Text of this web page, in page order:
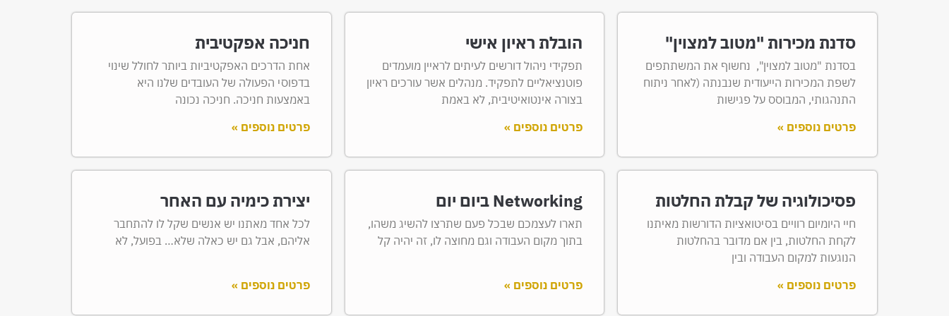
סדנת מכירות "מטוב למצוין"
בסדנת "מטוב למצוין", נחשוף את המשתתפים
לשפת המכירות הייעודית שנבנתה (לאחר ניתוח
התנהגותי, המבוסס על פגישות
פרטים נוספים »
הובלת ראיון אישי
תפקידי ניהול דורשים לעיתים לראיין מועמדים
פוטנציאליים לתפקיד. מנהלים אשר עורכים ראיון
בצורה אינטואיטיבית, לא באמת
פרטים נוספים »
חניכה אפקטיבית
אחת הדרכים האפקטיביות ביותר לחולל שינוי
בדפוסי הפעולה של העובדים שלנו היא
באמצעות חניכה. חניכה נכונה
פרטים נוספים »
פסיכולוגיה של קבלת החלטות
חיי היומיום רוויים בסיטואציות הדורשות מאיתנו
לקחת החלטות, בין אם מדובר בהחלטות
הנוגעות למקום העבודה ובין
פרטים נוספים »
Networking ביום יום
תארו לעצמכם שבכל פעם שתרצו להשיג משהו,
בתוך מקום העבודה וגם מחוצה לו, זה יהיה קל
פרטים נוספים »
יצירת כימיה עם האחר
לכל אחד מאתנו יש אנשים שקל לו להתחבר
אליהם, אבל גם יש כאלה שלא… בפועל, לא
פרטים נוספים »